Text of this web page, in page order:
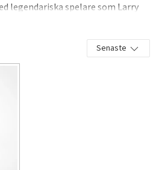
legendariska spelare som Larry
redan 1946 och då under
of America (BAA). Nu är alla
show och åker du till Boston
hemmapublik klädd i Boston
Senaste